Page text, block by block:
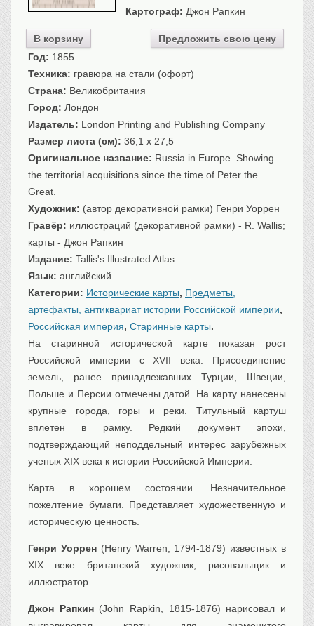
История моды.
Гражданская мода
Униформа
Охота. Флора. Фауна
Фауна
Флора
Охота
Рыбы, рыбалка
Техника, транспорт,
Техника
Транспорт
Флот, кораблестроение
Связь
Букинистика
Медицина
Оружие, военная атрибутика
Выставочные экспонаты XVI-XIXв.
Досуг
Разное
В корзину Предложить свою цену
Картограф: Джон Рапкин
Год: 1855
Техника: гравюра на стали (офорт)
Страна: Великобритания
Город: Лондон
Издатель: London Printing and Publishing Company
Размер листа (см): 36,1 x 27,5
Оригинальное название: Russia in Europe. Showing
the territorial acquisitions since the time of Peter the
Great.
Художник: (автор декоративной рамки) Генри Уоррен
Гравёр: иллюстраций (декоративной рамки) - R. Wallis;
карты - Джон Рапкин
Издание: Tallis's Illustrated Atlas
Язык: английский
Категории: Исторические карты, Предметы,
артефакты, антиквариат истории Российской империи,
Российская империя, Старинные карты.
На старинной исторической карте показан рост
Российской империи с XVII века. Присоединение
земель, ранее принадлежавших Турции, Швеции,
Польше и Персии отмечены датой. На карту нанесены
крупные города, горы и реки. Титульный картуш
вплетен в рамку. Редкий документ эпохи,
подтверждающий неподдельный интерес зарубежных
ученых XIX века к истории Российской Империи.
Карта в хорошем состоянии. Незначительное
пожелтение бумаги. Представляет художественную и
историческую ценность.
Генри Уоррен(Henry Warren, 1794-1879) известных в
XIX веке британский художник, рисовальщик и
иллюстратор
Джон Рапкин(John Rapkin, 1815-1876) нарисовал и